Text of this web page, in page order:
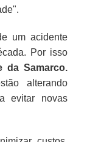
um acidente
Por isso
da Samarco.
alterando
evitar novas